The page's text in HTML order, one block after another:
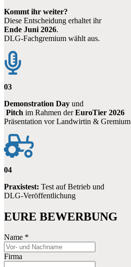
Kommt ihr weiter?
Diese Entscheidung erhaltet ihr
Ende Juni 2026.
DLG-Fachgremium wählt aus.
03
Demonstration Day und
Pitch im Rahmen derEuroTier 2026
Präsentation vor Landwirtin & Gremium
04
Praxistest: Test auf Betrieb und
DLG-Veröffentlichung
EURE BEWERBUNG
Name *
Firma